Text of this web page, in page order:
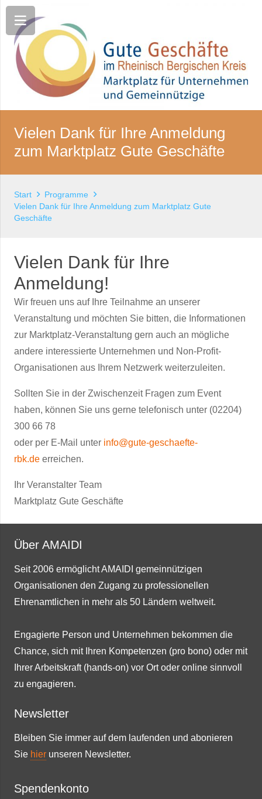
Vielen Dank für Ihre Anmeldung
zum Marktplatz Gute Geschäfte
Start
Programme
Vielen Dank für Ihre Anmeldung zum Marktplatz Gute
Geschäfte
Vielen Dank für Ihre
Anmeldung!
Wir freuen uns auf Ihre Teilnahme an unserer
Veranstaltung und möchten Sie bitten, die Informationen
zur Marktplatz-Veranstaltung gern auch an mögliche
andere interessierte Unternehmen und Non-Profit-
Organisationen aus Ihrem Netzwerk weiterzuleiten.
Sollten Sie in der Zwischenzeit Fragen zum Event
haben, können Sie uns gerne telefonisch unter (02204)
300 66 78
oder per E-Mail unter info@gute-geschaefte-
rbk.de erreichen.
Ihr Veranstalter Team
Marktplatz Gute Geschäfte
Über AMAIDI
Seit 2006 ermöglicht AMAIDI gemeinnützigen
Organisationen den Zugang zu professionellen
Ehrenamtlichen in mehr als 50 Ländern weltweit.
Engagierte Person und Unternehmen bekommen die
Chance, sich mit Ihren Kompetenzen (pro bono) oder mit
Ihrer Arbeitskraft (hands-on) vor Ort oder online sinnvoll
zu engagieren.
Newsletter
Bleiben Sie immer auf dem laufenden und abonieren
Sie hier unseren Newsletter.
Spendenkonto